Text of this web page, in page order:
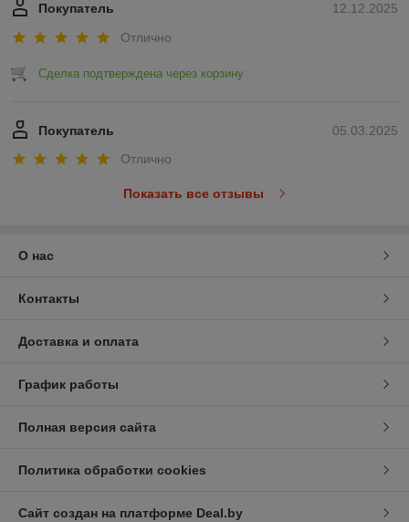
12.12.2025
Покупатель
Отлично
Сделка подтверждена через корзину
05.03.2025
Покупатель
Отлично
Показать все отзывы
О нас
Контакты
Доставка и оплата
График работы
Полная версия сайта
Политика обработки cookies
Сайт создан на платформе Deal.by